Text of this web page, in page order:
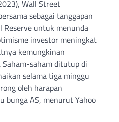
Wall Street
sebagai tanggapan
Reserve untuk menunda
investor meningkat
kemungkinan
Saham-saham ditutup di
selama tiga minggu
oleh harapan
bunga AS, menurut Yahoo